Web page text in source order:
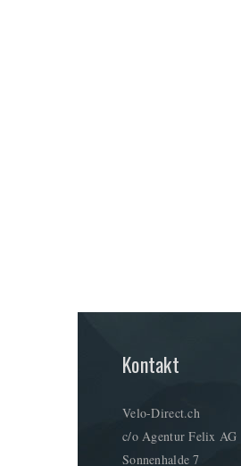
Kontakt
Velo-Direct.ch
c/o Agentur Felix AG
Sonnenhalde 7